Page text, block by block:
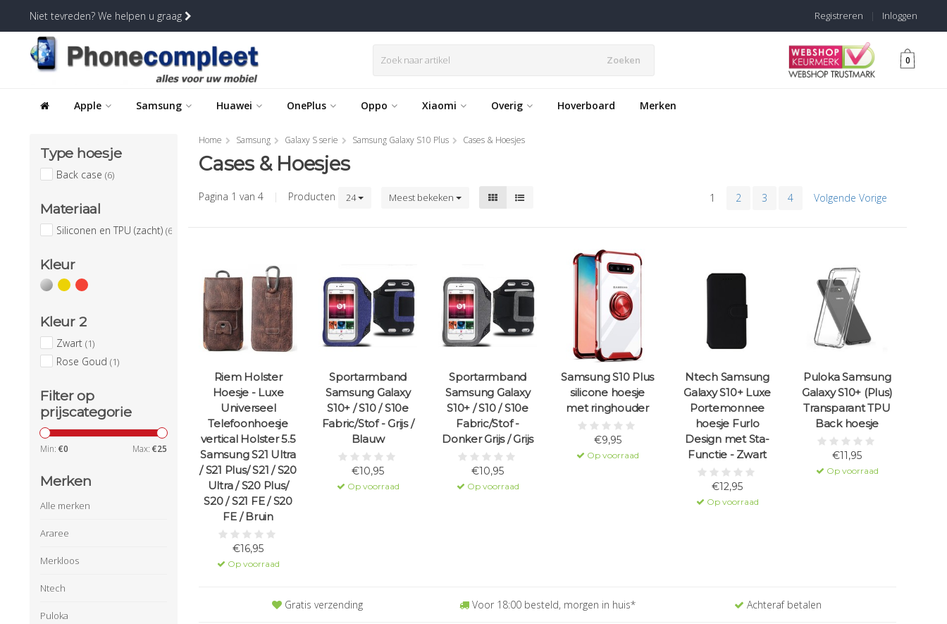
Niet tevreden? We helpen u graag Inloggen
|
Registreren
Zoeken 0
Apple Samsung Huawei OnePlus Oppo Xiaomi Overig Hoverboard Merken
Type hoesje
Back case (6)
Materiaal
Siliconen en TPU (zacht) (6)
Kleur
Kleur 2
Zwart (1)
Rose Goud (1)
Filter op
prijscategorie
Min: €0 Max: €25
Merken
Alle merken
Araree
Merkloos
Ntech
Puloka
Home Samsung Galaxy S serie Samsung Galaxy S10 Plus Cases & Hoesjes
Cases & Hoesjes
Pagina 1 van 4 | Producten 24 Meest bekeken 1 2 3 4 Volgende Vorige
Riem Holster
Hoesje - Luxe
Universeel
Telefoonhoesje
vertical Holster 5.5
Samsung S21 Ultra
/ S21 Plus/ S21 / S20
Ultra / S20 Plus/
S20 / S21 FE / S20
FE / Bruin
€16,95
Op voorraad
Sportarmband
Samsung Galaxy
S10+ / S10 / S10e
Fabric/Stof - Grijs /
Blauw
€10,95
Op voorraad
Sportarmband
Samsung Galaxy
S10+ / S10 / S10e
Fabric/Stof -
Donker Grijs / Grijs
€10,95
Op voorraad
Samsung S10 Plus
silicone hoesje
met ringhouder
€9,95
Op voorraad
Ntech Samsung
Galaxy S10+ Luxe
Portemonnee
hoesje Furlo
Design met Sta-
Functie - Zwart
€12,95
Op voorraad
Puloka Samsung
Galaxy S10+ (Plus)
Transparant TPU
Back hoesje
€11,95
Op voorraad
Gratis verzending Voor 18:00 besteld, morgen in huis* Achteraf betalen